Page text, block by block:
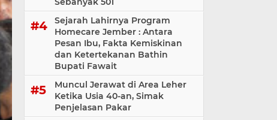
Sejarah Lahirnya Program
Homecare Jember : Antara
Pesan Ibu, Fakta Kemiskinan
dan Ketertekanan Bathin
Bupati Fawait
Muncul Jerawat di Area Leher
Ketika Usia 40-an, Simak
Penjelasan Pakar